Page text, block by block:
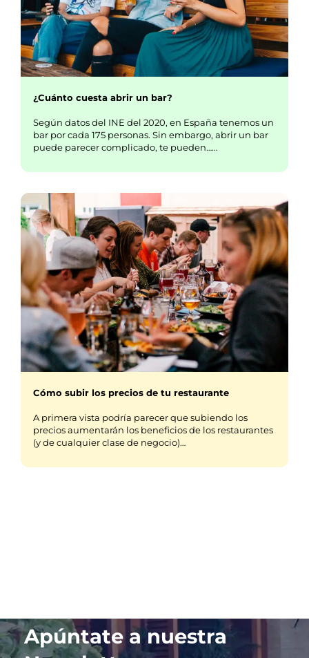
¿Cuánto cuesta abrir un bar?
Según datos del INE del 2020, en España tenemos un
bar por cada 175 personas. Sin embargo, abrir un bar
puede parecer complicado, te pueden……
Cómo subir los precios de tu restaurante
A primera vista podría parecer que subiendo los
precios aumentarán los beneficios de los restaurantes
(y de cualquier clase de negocio)…
Apúntate a nuestra